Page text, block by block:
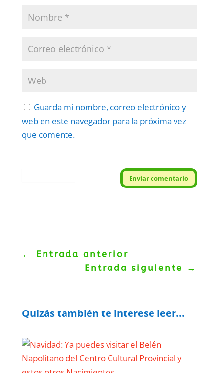
Guarda mi nombre, correo electrónico y
web en este navegador para la próxima vez
que comente.
Enviar comentario
← Entrada anterior
Entrada siguiente
→
Quizás también te interese leer...